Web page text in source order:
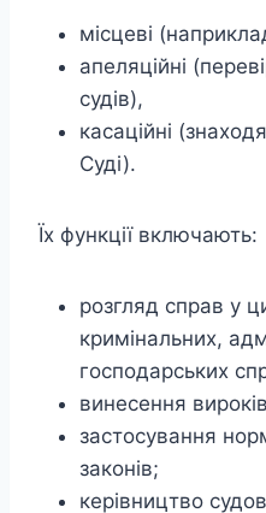
місцеві
апеляційні
судів),
касаційні
Суді).
Їх функції включають:
розгляд справ у
кримінальних,
господарських
винесення
застосування
законів;
керівництво